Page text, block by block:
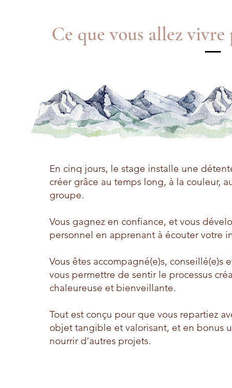
Ce que vous allez
En cinq jours, le stage installe une
créer grâce au temps long, à la couleur,
groupe.
Vous gagnez en confiance, et vous
personnel en apprenant à écouter votre
Vous êtes accompagné(e)s, conseillé(e)s
vous permettre de sentir le processus
chaleureuse et bienveillante.
Tout est conçu pour que vous repartiez
objet tangible et valorisant, et en bonus
nourrir d’autres projets.